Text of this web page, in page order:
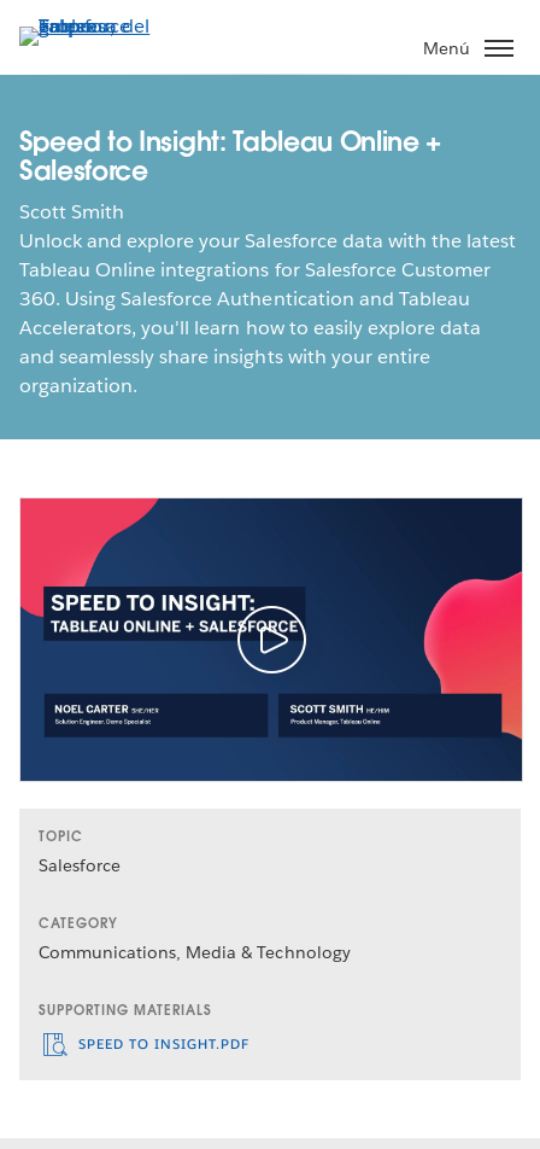
contenido
Menú
Speed to Insight: Tableau Online +
Salesforce
Scott Smith
Unlock and explore your Salesforce data with the latest
Tableau Online integrations for Salesforce Customer
360. Using Salesforce Authentication and Tableau
Accelerators, you'll learn how to easily explore data
and seamlessly share insights with your entire
organization.
TOPIC
Salesforce
CATEGORY
Communications, Media & Technology
SUPPORTING MATERIALS
SPEED TO INSIGHT.PDF